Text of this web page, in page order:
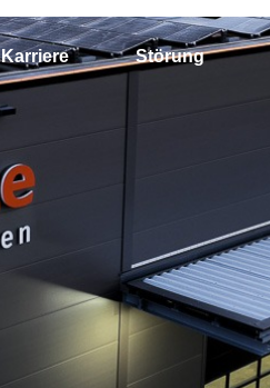
Karriere Störung